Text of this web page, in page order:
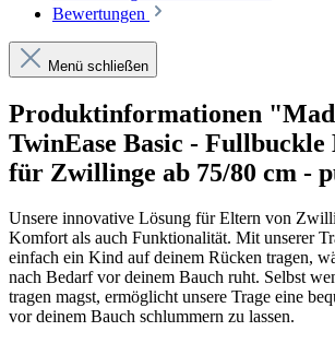
Bewertungen
Menü schließen
Produktinformationen
TwinEase Basic - Fullbuckle
für Zwillinge ab 75/80 cm -
Unsere innovative Lösung für Eltern von
Komfort als auch Funktionalität. Mit unserer
einfach ein Kind auf deinem Rücken tragen,
nach Bedarf vor deinem Bauch ruht. Selbst
tragen magst, ermöglicht unsere Trage eine
vor deinem Bauch schlummern zu lassen.